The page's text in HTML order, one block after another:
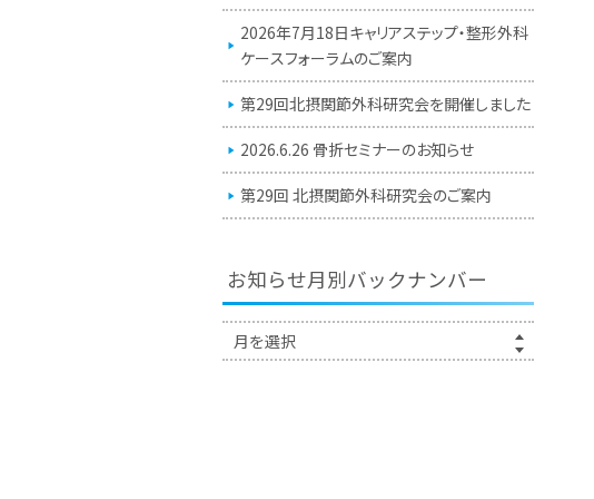
2026年7月18日キャリアステップ・整形外科
ケースフォーラムのご案内
第29回北摂関節外科研究会を開催しました
2026.6.26 骨折セミナーのお知らせ
第29回 北摂関節外科研究会のご案内
お知らせ月別バックナンバー